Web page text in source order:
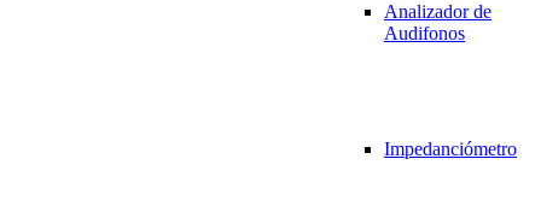
Analizador de
Audifonos
Impedanciómetro